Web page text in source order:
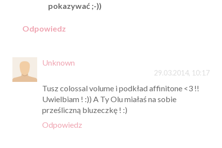
pokazywać ;-))
Odpowiedz
Unknown
29.03.2014, 10:17
Tusz colossal volume i podkład affinitone <3 !!
Uwielbiam ! :)) A Ty Olu miałaś na sobie
prześliczną bluzeczkę ! :)
Odpowiedz